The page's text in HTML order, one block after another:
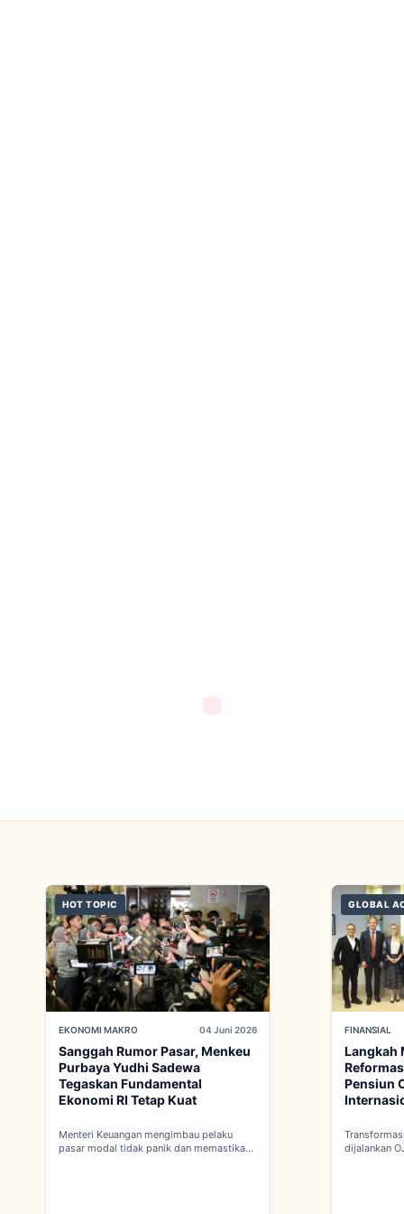
HOT TOPIC
EKONOMI MAKRO 04 Juni 2026
Sanggah Rumor Pasar, Menkeu
Purbaya Yudhi Sadewa
Tegaskan Fundamental
Ekonomi RI Tetap Kuat
Menteri Keuangan mengimbau pelaku
pasar modal tidak panik dan memastikan
GLOBAL
FINANSIAL
Langkah
Pensiun
dijalankan